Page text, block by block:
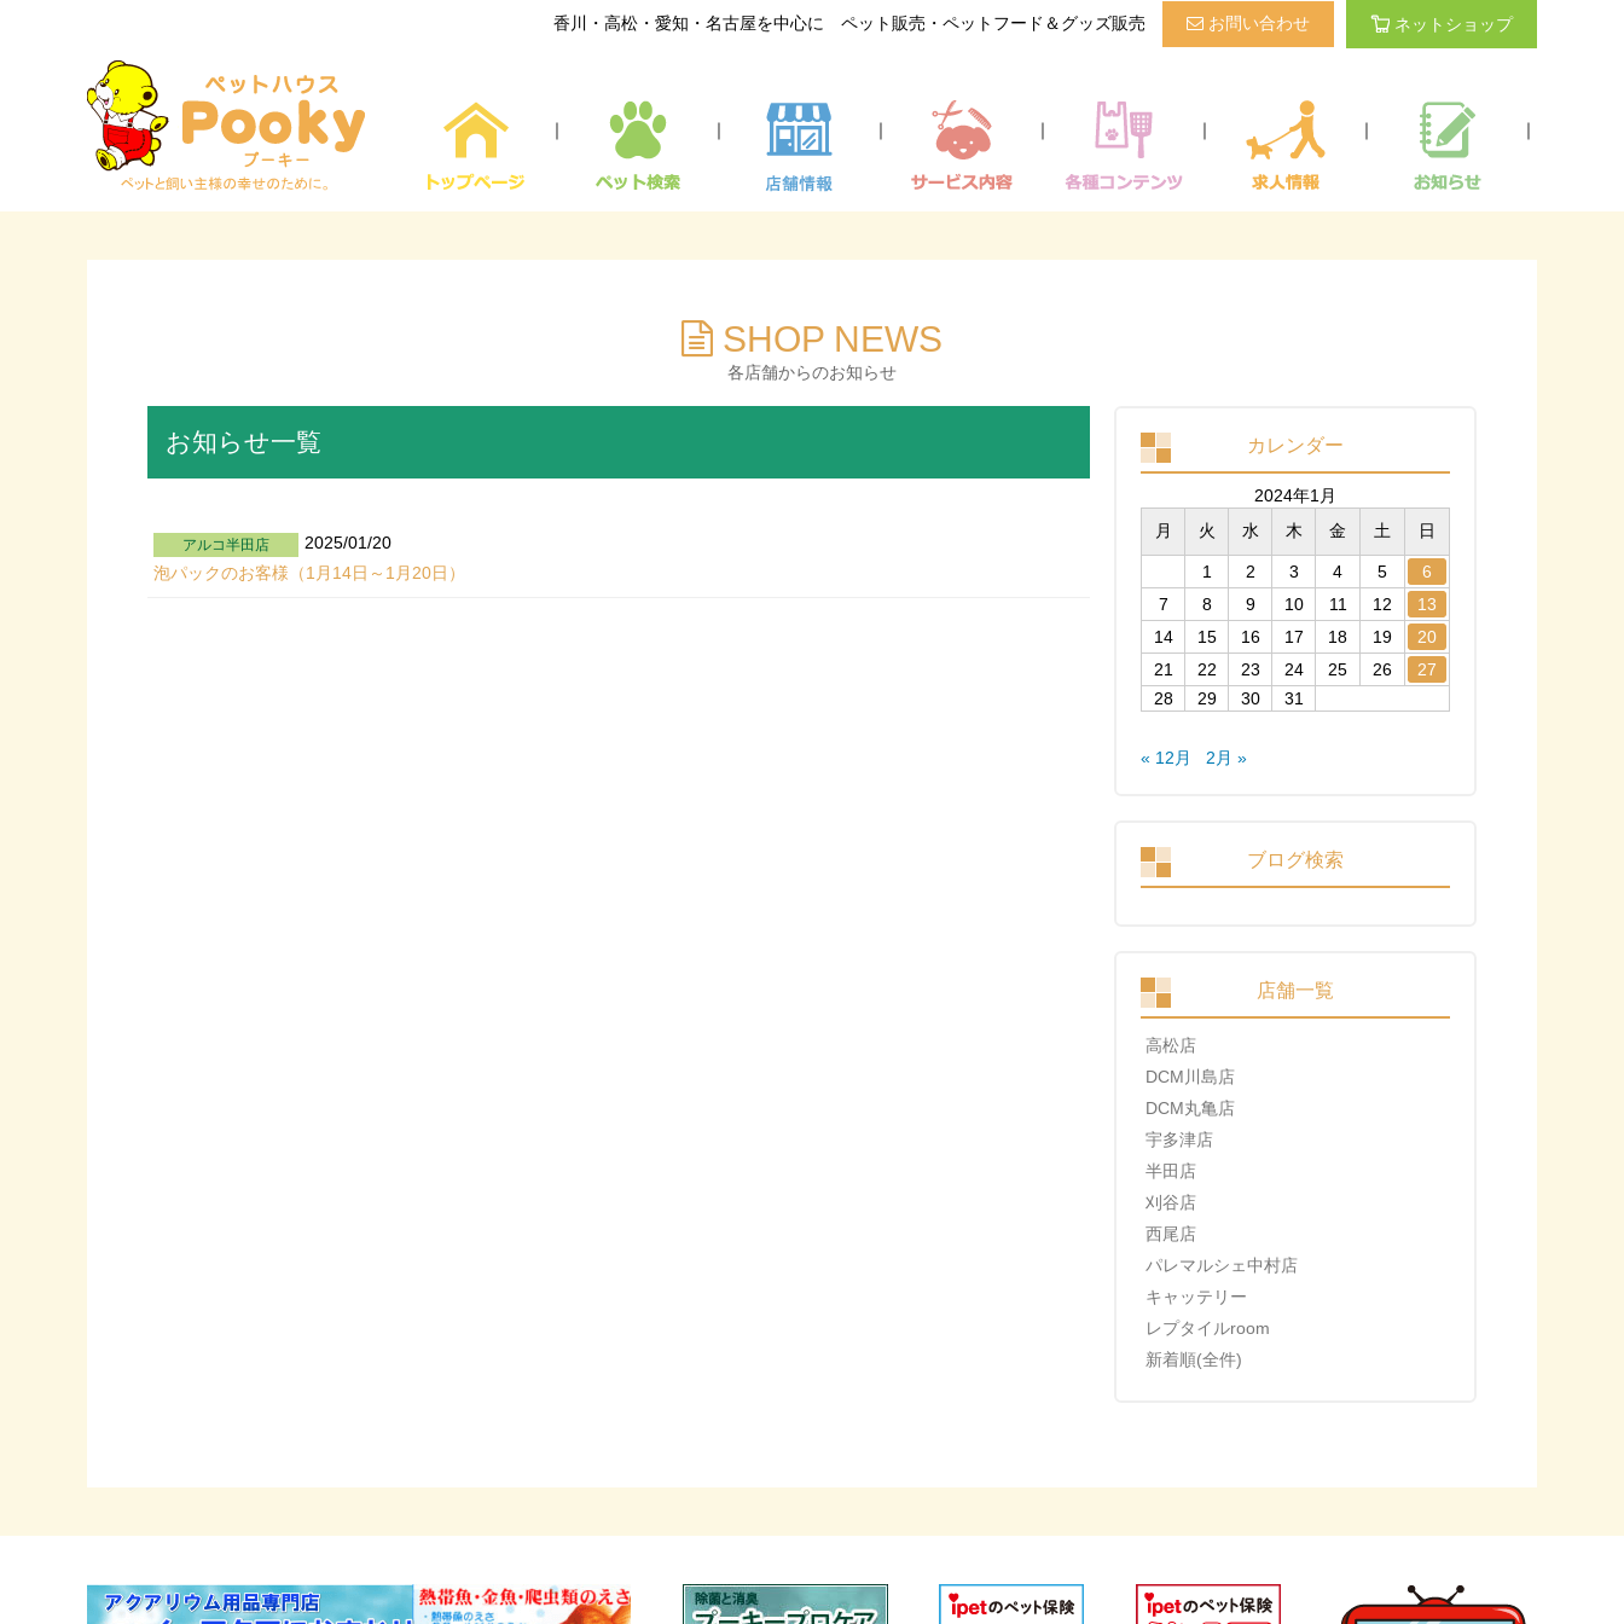
香川・高松・愛知・名古屋を中心に ペット販売・ペットフード＆グッズ販売 お問い合わせ ネットショップ
｜ ｜ ｜ ｜ ｜ ｜ ｜
SHOP NEWS
各店舗からのお知らせ
お知らせ一覧
アルコ半田店
2025/01/20
泡パックのお客様（1月14日～1月20日）
カレンダー
2024年1月
月
火 水 木 金 土 日
1 2 3 4 5
6
7
8 9 10 11 12
13
14
15 16 17 18 19
20
21
22 23 24 25 26
27
28
29 30 31
« 12月 2月 »
ブログ検索
店舗一覧
高松店
DCM川島店
DCM丸亀店
宇多津店
半田店
刈谷店
西尾店
パレマルシェ中村店
キャッテリー
レプタイルroom
新着順(全件)